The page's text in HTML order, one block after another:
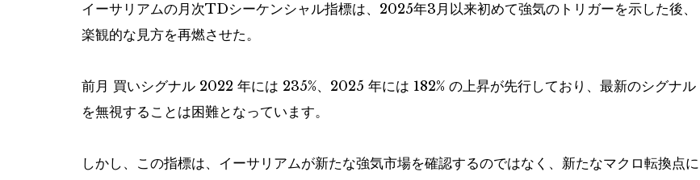
イーサリアムの月次TDシーケンシャル指標は、2025年3月以来初めて強気のトリガーを示した後、
楽観的な見方を再燃させた。
前月 買いシグナル 2022 年には 235%、2025 年には 182% の上昇が先行しており、最新のシグナル
を無視することは困難となっています。
しかし、この指標は、イーサリアムが新たな強気市場を確認するのではなく、新たなマクロ転換点に